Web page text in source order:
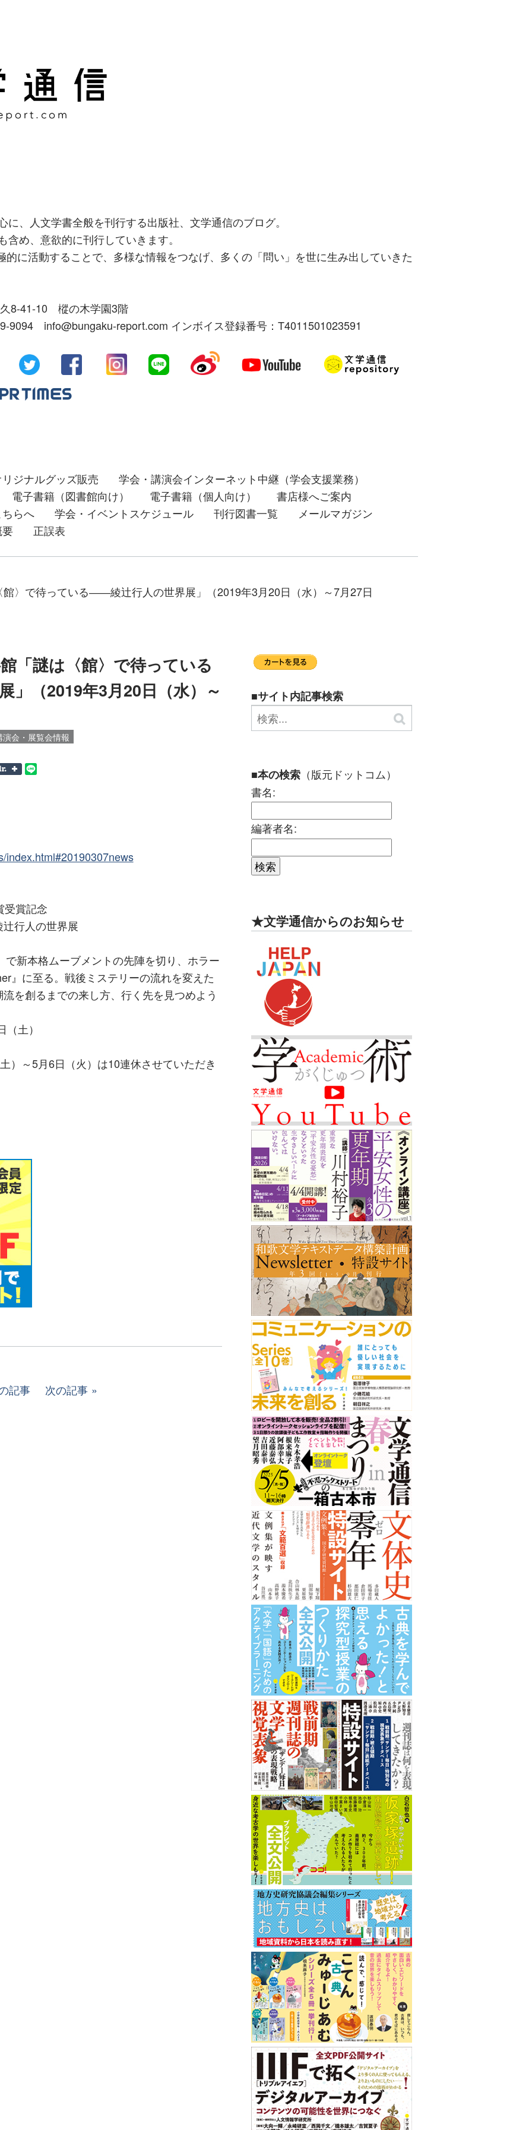
、人文学書全般を刊行する出版社、文学通信のブログ。
め、意欲的に刊行していきます。
に活動することで、多様な情報をつなげ、多くの「問い」を世に生み出していきた
8-41-10 樅の木学園3階
9094 info@bungaku-report.com インボイス登録番号：T4011501023591
ジナルグッズ販売
学会・講演会インターネット中継（学会支援業務）
電子書籍（図書館向け）
電子書籍（個人向け）
書店様へご案内
らへ
学会・イベントスケジュール 刊行図書一覧
メールマガジン
正誤表
〉で待っている――綾辻行人の世界展」（2019年3月20日（水）～7月27日
「謎は〈館〉で待っている
（2019年3月20日（水）～
会・展覧会情報
index.html#20190307news
受賞記念
行人の世界展
本格ムーブメントの先陣を切り、ホラー
』に至る。戦後ミステリーの流れを変えた
を創るまでの来し方、行く先を見つめよう
土）
）～5月6日（火）は10連休させていただき
記事 次の記事
■サイト内記事検索
■本の検索（版元ドットコム）
書名:
編著者名:
★文学通信からのお知らせ